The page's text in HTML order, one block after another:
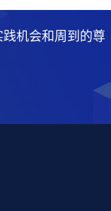
机会和周到的尊